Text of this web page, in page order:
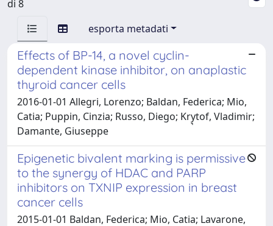
di 8
esporta metadati
Effects of BP-14, a novel cyclin-
dependent kinase inhibitor, on anaplastic
thyroid cancer cells
2016-01-01 Allegri, Lorenzo; Baldan, Federica; Mio,
Catia; Puppin, Cinzia; Russo, Diego; Kry͉tof, Vladimir;
Damante, Giuseppe
Epigenetic bivalent marking is permissive
to the synergy of HDAC and PARP
inhibitors on TXNIP expression in breast
cancer cells
2015-01-01 Baldan, Federica; Mio, Catia; Lavarone,